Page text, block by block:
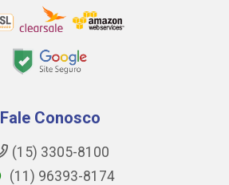
Fale Conosco
(15) 3305-8100
(11) 96393-8174